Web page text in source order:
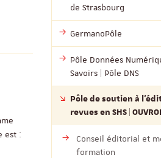
est :
de Strasbourg
GermanoPôle
Pôle Données
Savoirs | Pôle DNS
Pôle de soutien à
revues en SHS |
Conseil éditorial et
formation